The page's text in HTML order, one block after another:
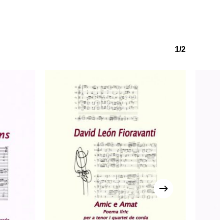
hay productos en el carrito.
Go to shop
1/2